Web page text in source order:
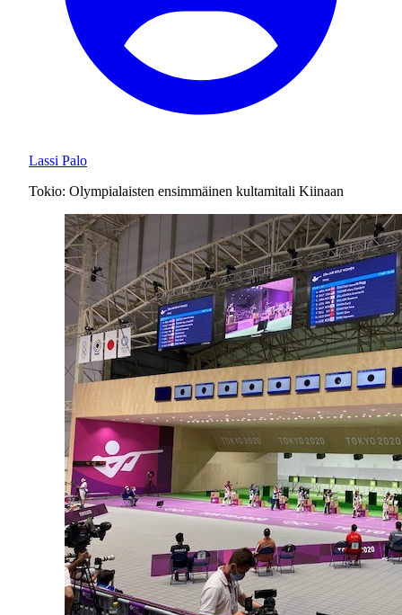
Lassi Palo
Tokio: Olympialaisten ensimmäinen kultamitali Kiinaan